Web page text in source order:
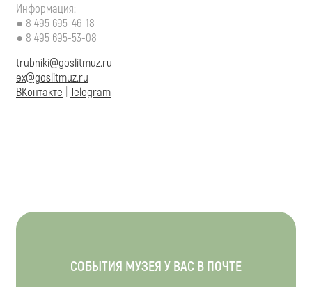
Информация:
● 8 495 695-46-18
● 8 495 695-53-08
trubniki@goslitmuz.ru
ex@goslitmuz.ru
ВКонтакте Telegram
СОБЫТИЯ МУЗЕЯ У ВАС В ПОЧТЕ